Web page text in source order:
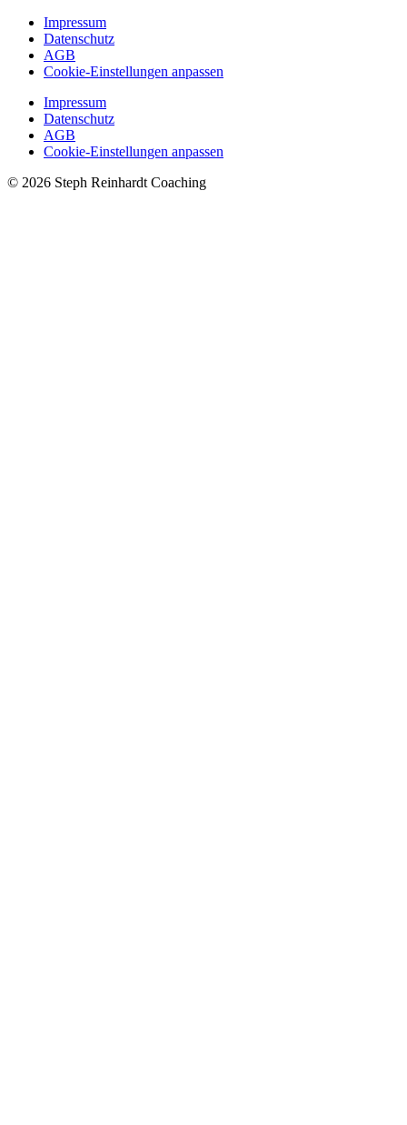
Impressum
Datenschutz
AGB
Cookie-Einstellungen anpassen
Impressum
Datenschutz
AGB
Cookie-Einstellungen anpassen
© 2026 Steph Reinhardt Coaching